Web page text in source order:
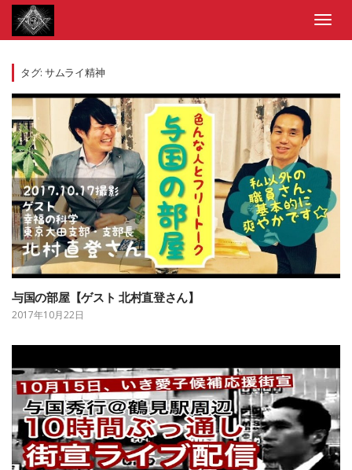
Skip
content
タグ: サムライ精神
与国の部屋【ゲスト 北村直登さん】
2017年10月22日